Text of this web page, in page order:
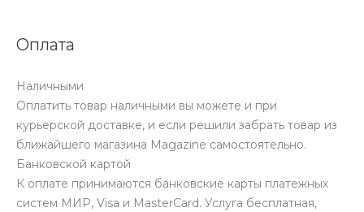
Оплата
Наличными
Оплатить товар наличными вы можете и при
курьерской доставке, и если решили забрать товар из
ближайшего магазина Magazine самоcтоятельно.
Банковской картой
К оплате принимаются банковские карты платежных
систем МИР, Visa и MasterCard. Услуга бесплатная,